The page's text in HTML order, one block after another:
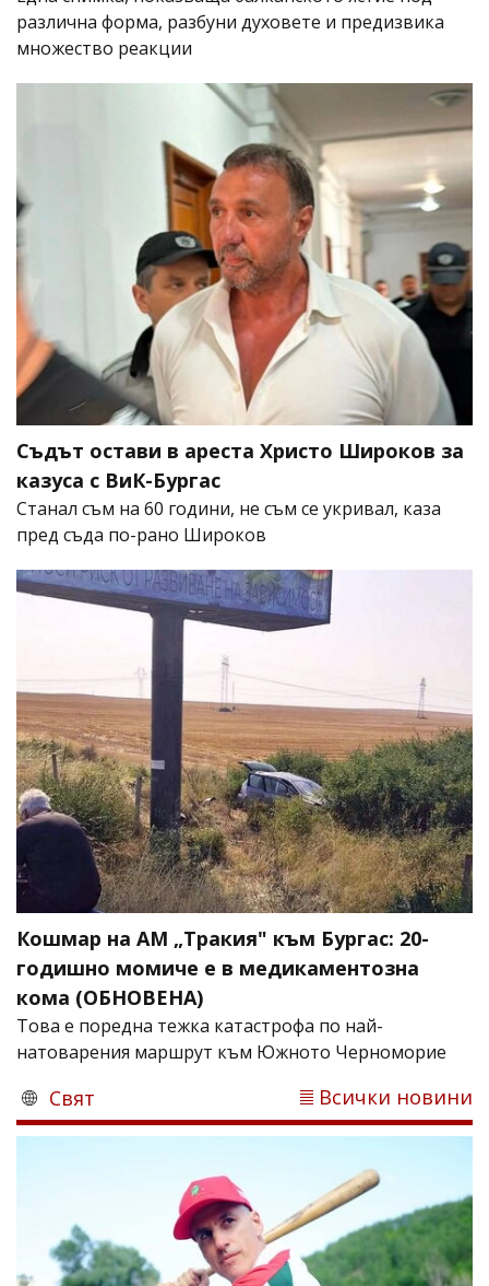
различна форма, разбуни духовете и предизвика
множество реакции
Съдът остави в ареста Христо Широков за
казуса с ВиК-Бургас
Станал съм на 60 години, не съм се укривал, каза
пред съда по-рано Широков
Кошмар на АМ „Тракия" към Бургас: 20-
годишно момиче е в медикаментозна
кома (ОБНОВЕНА)
Това е поредна тежка катастрофа по най-
натоварения маршрут към Южното Черноморие
Свят Всички новини